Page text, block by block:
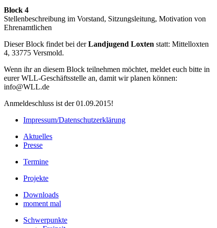
Block 4
Stellenbeschreibung im Vorstand, Sitzungsleitung, Motivation von
Ehrenamtlichen
Dieser Block findet bei derLandjugend Loxten statt: Mittelloxten
4, 33775 Versmold.
Wenn ihr an diesem Block teilnehmen möchtet, meldet euch bitte in
eurer WLL-Geschäftsstelle an, damit wir planen können:
info@WLL.de
Anmeldeschluss ist der 01.09.2015!
Impressum/Datenschutzerklärung
Aktuelles
Presse
Termine
Projekte
Downloads
moment mal
Schwerpunkte